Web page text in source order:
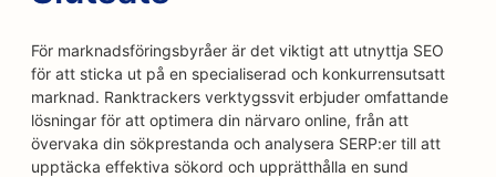
För marknadsföringsbyråer är det viktigt att utnyttja SEO
för att sticka ut på en specialiserad och konkurrensutsatt
marknad. Ranktrackers verktygssvit erbjuder omfattande
lösningar för att optimera din närvaro online, från att
övervaka din sökprestanda och analysera SERP:er till att
upptäcka effektiva sökord och upprätthålla en sund